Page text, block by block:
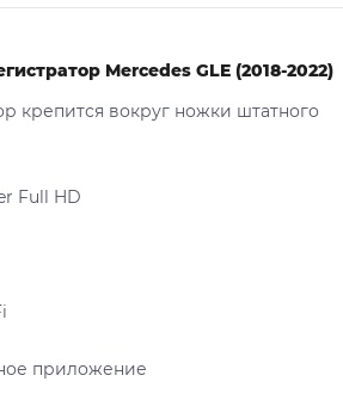
Mercedes GLE (2018-2022)
крепится вокруг ножки штатного
Full HD
приложение